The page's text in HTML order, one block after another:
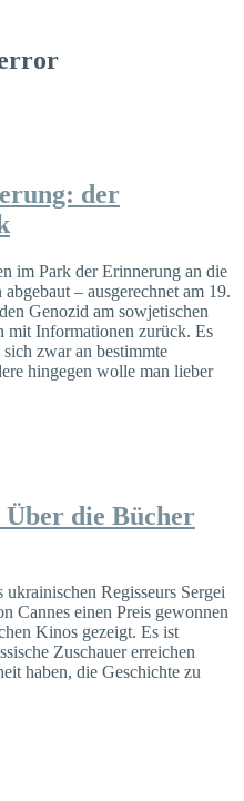
der
im Park der Erinnerung an die
– ausgerechnet am 19.
Genozid am sowjetischen
mit Informationen zurück. Es
zwar an bestimmte
hingegen wolle man lieber
Über die Bücher
Regisseurs Sergei
Cannes einen Preis gewonnen
Kinos gezeigt. Es ist
Zuschauer erreichen
haben, die Geschichte zu